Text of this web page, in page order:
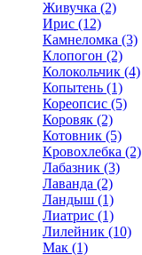
Живучка (2)
Ирис (12)
Камнеломка (3)
Клопогон (2)
Колокольчик (4)
Копытень (1)
Кореопсис (5)
Коровяк (2)
Котовник (5)
Кровохлебка (2)
Лабазник (3)
Лаванда (2)
Ландыш (1)
Лиатрис (1)
Лилейник (10)
Мак (1)